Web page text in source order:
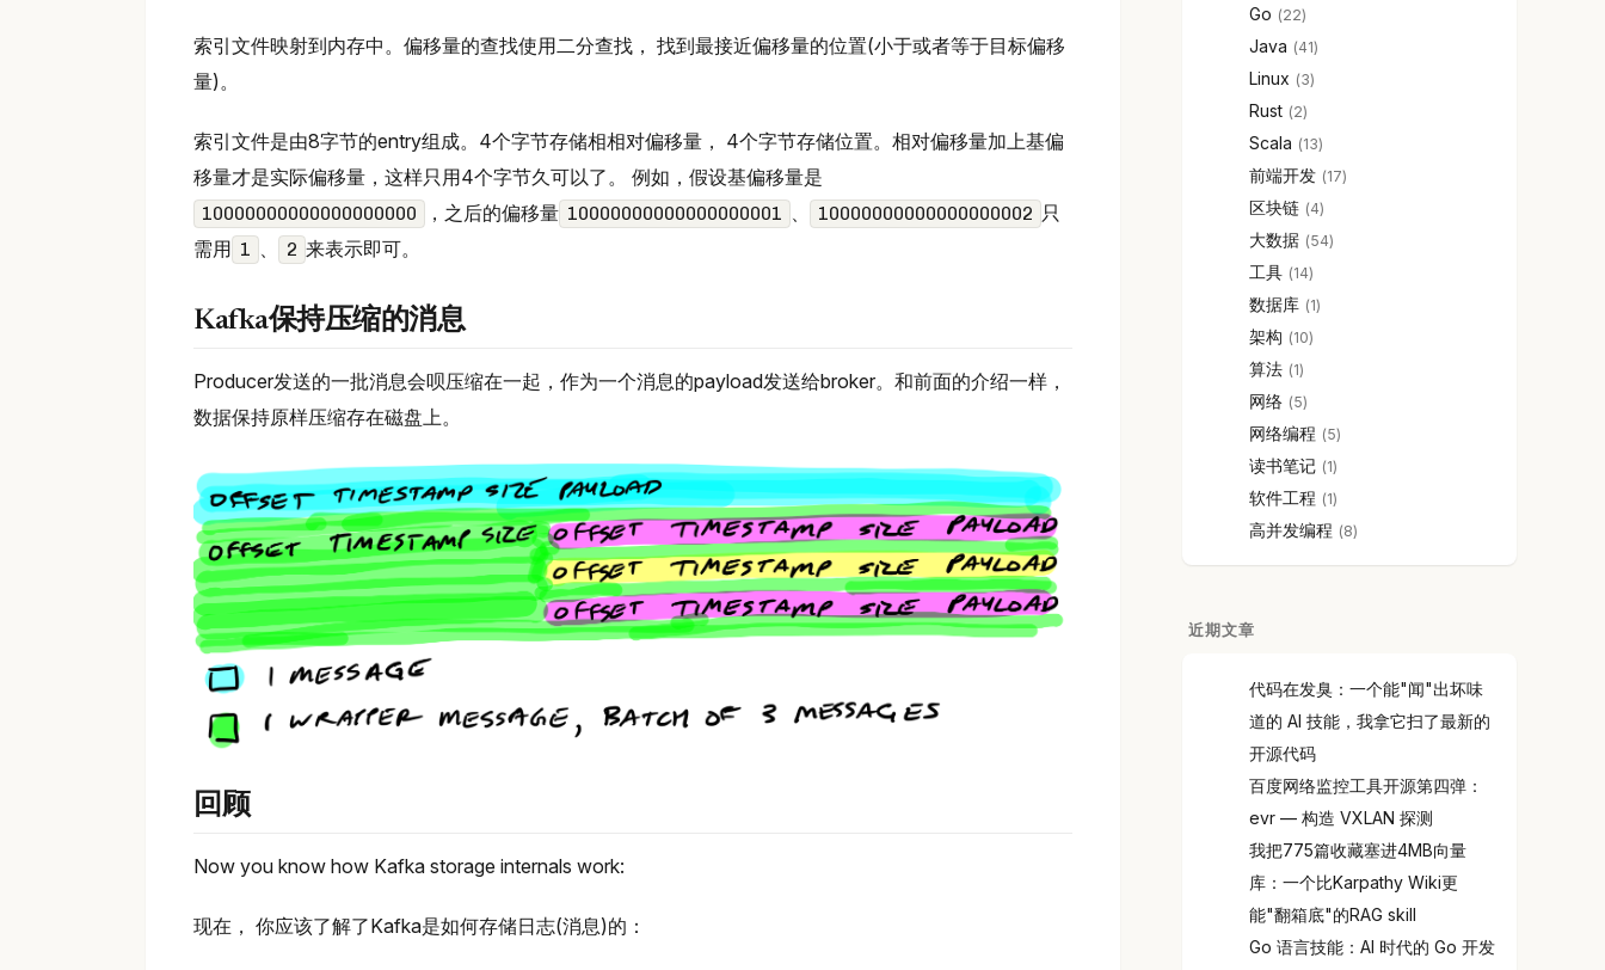
索引文件映射到内存中。偏移量的查找使用二分查找， 找到最接近偏移量的位置(小于或者等于目标偏移
量)。
索引文件是由8字节的entry组成。4个字节存储相相对偏移量， 4个字节存储位置。相对偏移量加上基偏
移量才是实际偏移量，这样只用4个字节久可以了。 例如，假设基偏移量是
10000000000000000000 ，之后的偏移量 10000000000000000001 、 10000000000000000002 只
需用 1 、 2 来表示即可。
Kafka保持压缩的消息
Producer发送的一批消息会呗压缩在一起，作为一个消息的payload发送给broker。和前面的介绍一样，
数据保持原样压缩存在磁盘上。
回顾
Now you know how Kafka storage internals work:
现在， 你应该了解了Kafka是如何存储日志(消息)的：
Go 22
Java 41
Linux 3
Rust 2
Scala 13
前端开发 17
区块链 4
大数据 54
工具 14
数据库 1
架构 10
算法 1
网络 5
网络编程 5
读书笔记 1
软件工程 1
高并发编程 8
近期文章
代码在发臭：一个能"闻"出坏味
道的 AI 技能，我拿它扫了最新的
开源代码
百度网络监控工具开源第四弹：
evr — 构造 VXLAN 探测
我把775篇收藏塞进4MB向量
库：一个比Karpathy Wiki更
能"翻箱底"的RAG skill
Go 语言技能：AI 时代的 Go 开发